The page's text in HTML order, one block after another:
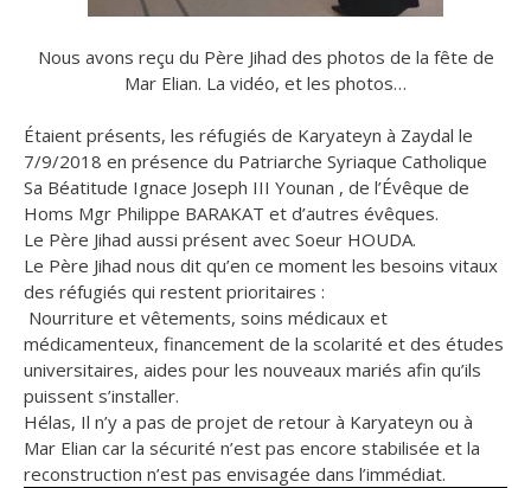
Nous avons reçu du Père Jihad des photos de la fête de
Mar Elian. La vidéo, et les photos…
Étaient présents, les réfugiés de Karyateyn à Zaydal le
7/9/2018 en présence du Patriarche Syriaque Catholique
Sa Béatitude Ignace Joseph III Younan , de l’Évêque de
Homs Mgr Philippe BARAKAT et d’autres évêques.
Le Père Jihad aussi présent avec Soeur HOUDA.
Le Père Jihad nous dit qu’en ce moment les besoins vitaux
des réfugiés qui restent prioritaires :
Nourriture et vêtements, soins médicaux et
médicamenteux, financement de la scolarité et des études
universitaires, aides pour les nouveaux mariés afin qu’ils
puissent s’installer.
Hélas, Il n’y a pas de projet de retour à Karyateyn ou à
Mar Elian car la sécurité n’est pas encore stabilisée et la
reconstruction n’est pas envisagée dans l’immédiat.